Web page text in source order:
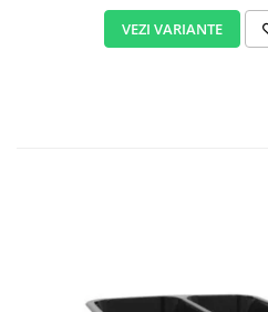
VEZI VARIANTE